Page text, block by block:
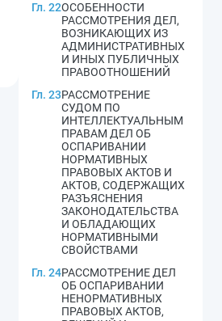
Гл. 22ОСОБЕННОСТИ
РАССМОТРЕНИЯ ДЕЛ,
ВОЗНИКАЮЩИХ ИЗ
АДМИНИСТРАТИВНЫХ
И ИНЫХ ПУБЛИЧНЫХ
ПРАВООТНОШЕНИЙ
Гл. 23РАССМОТРЕНИЕ
СУДОМ ПО
ИНТЕЛЛЕКТУАЛЬНЫМ
ПРАВАМ ДЕЛ ОБ
ОСПАРИВАНИИ
НОРМАТИВНЫХ
ПРАВОВЫХ АКТОВ И
АКТОВ, СОДЕРЖАЩИХ
РАЗЪЯСНЕНИЯ
ЗАКОНОДАТЕЛЬСТВА
И ОБЛАДАЮЩИХ
НОРМАТИВНЫМИ
СВОЙСТВАМИ
Гл. 24РАССМОТРЕНИЕ ДЕЛ
ОБ ОСПАРИВАНИИ
НЕНОРМАТИВНЫХ
ПРАВОВЫХ АКТОВ,